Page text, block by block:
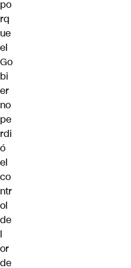
po
rq
ue
el
Go
bi
er
no
pe
rdi
ó
el
co
ntr
ol
de
l
or
de